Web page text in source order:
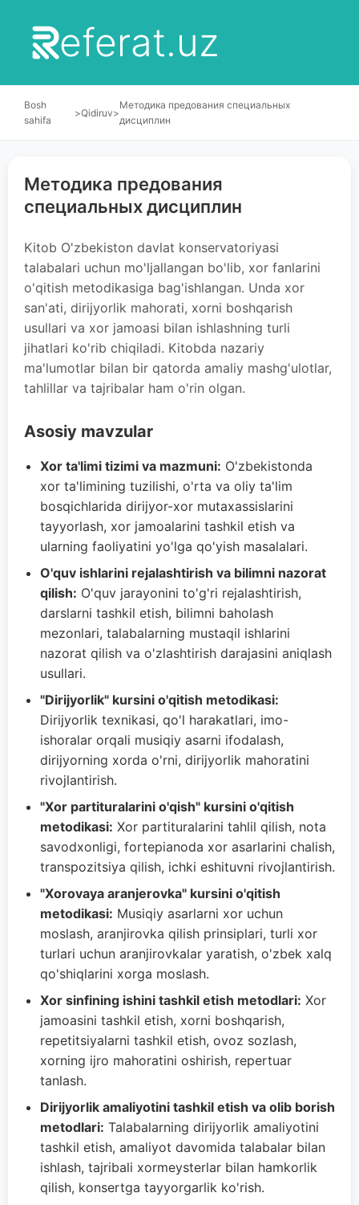
eferat.uz
Bosh
sahifa
>Qidiruv>
Методика предования специальных
дисциплин
Методика предования
специальных дисциплин
Kitob O'zbekiston davlat konservatoriyasi
talabalari uchun mo'ljallangan bo'lib, xor fanlarini
o'qitish metodikasiga bag'ishlangan. Unda xor
san'ati, dirijyorlik mahorati, xorni boshqarish
usullari va xor jamoasi bilan ishlashning turli
jihatlari ko'rib chiqiladi. Kitobda nazariy
ma'lumotlar bilan bir qatorda amaliy mashg'ulotlar,
tahlillar va tajribalar ham o'rin olgan.
Asosiy mavzular
Xor ta'limi tizimi va mazmuni: O'zbekistonda
xor ta'limining tuzilishi, o'rta va oliy ta'lim
bosqichlarida dirijyor-xor mutaxassislarini
tayyorlash, xor jamoalarini tashkil etish va
ularning faoliyatini yo'lga qo'yish masalalari.
O'quv ishlarini rejalashtirish va bilimni nazorat
qilish: O'quv jarayonini to'g'ri rejalashtirish,
darslarni tashkil etish, bilimni baholash
mezonlari, talabalarning mustaqil ishlarini
nazorat qilish va o'zlashtirish darajasini aniqlash
usullari.
"Dirijyorlik" kursini o'qitish metodikasi:
Dirijyorlik texnikasi, qo'l harakatlari, imo-
ishoralar orqali musiqiy asarni ifodalash,
dirijyorning xorda o'rni, dirijyorlik mahoratini
rivojlantirish.
"Xor partituralarini o'qish" kursini o'qitish
metodikasi: Xor partituralarini tahlil qilish, nota
savodxonligi, fortepianoda xor asarlarini chalish,
transpozitsiya qilish, ichki eshituvni rivojlantirish.
"Xorovaya aranjerovka" kursini o'qitish
metodikasi: Musiqiy asarlarni xor uchun
moslash, aranjirovka qilish prinsiplari, turli xor
turlari uchun aranjirovkalar yaratish, o'zbek xalq
qo'shiqlarini xorga moslash.
Xor sinfining ishini tashkil etish metodlari: Xor
jamoasini tashkil etish, xorni boshqarish,
repetitsiyalarni tashkil etish, ovoz sozlash,
xorning ijro mahoratini oshirish, repertuar
tanlash.
Dirijyorlik amaliyotini tashkil etish va olib borish
metodlari: Talabalarning dirijyorlik amaliyotini
tashkil etish, amaliyot davomida talabalar bilan
ishlash, tajribali xormeysterlar bilan hamkorlik
qilish, konsertga tayyorgarlik ko'rish.